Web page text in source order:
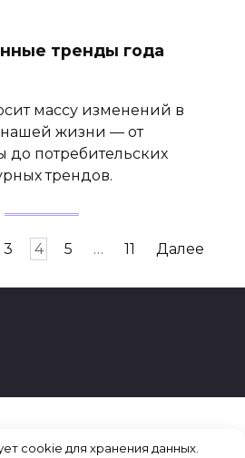
тренды года
массу изменений в
жизни — от
до потребительских
трендов.
3 4 5 … 11 Далее
cookie для хранения данных.